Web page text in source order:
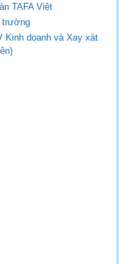
TAFA Việt
trường
Kinh doanh và Xay xát